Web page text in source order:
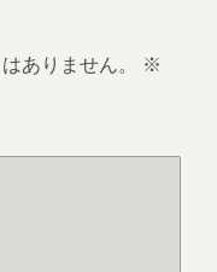
ありません。
※